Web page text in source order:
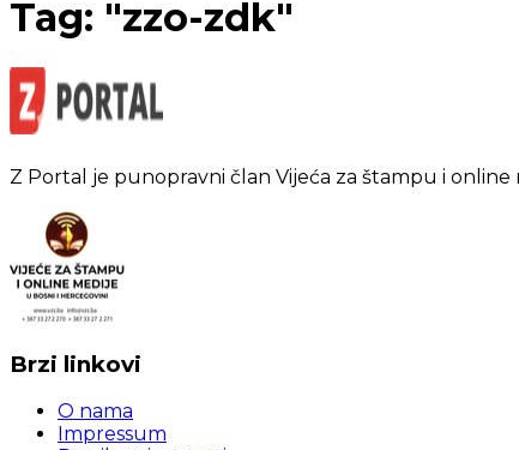
Tag: "zzo-zdk"
Z Portal je punopravni član Vijeća za štampu i
Brzi linkovi
O nama
Impressum